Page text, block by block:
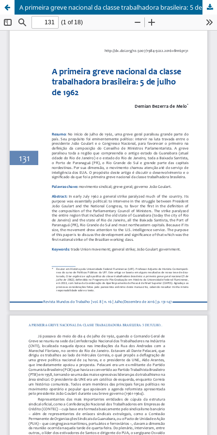
A primeira greve nacional da classe trabalhadora brasileira: 5 de julho de 1962